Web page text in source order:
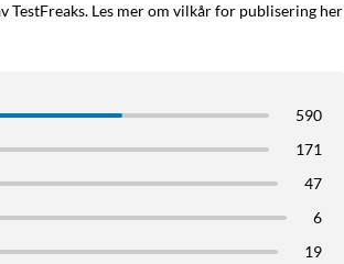
Les mer om vilkår for publisering her
590
171
47
6
19